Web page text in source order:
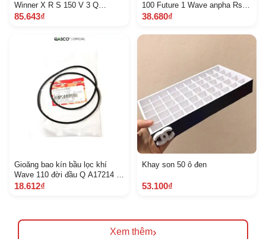
Winner X R S 150 V 3 Q
A64670 K 56 V 50 9 B 5 A
85.643₫
100 Future 1 Wave anpha Rsx
Cub và nhiều xe Q
38.680₫
Gioăng bao kín bầu lọc khí
Wave 110 đời đầu Q A17214 K
WB 920 1223
18.612₫
Khay son 50 ô đen
53.100₫
Xem thêm›